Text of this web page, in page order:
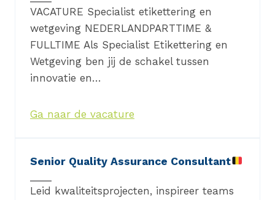
VACATURE Specialist etikettering en
wetgeving NEDERLANDPARTTIME &
FULLTIME Als Specialist Etikettering en
Wetgeving ben jij de schakel tussen
innovatie en…
Ga naar de vacature
Senior Quality Assurance Consultant
Leid kwaliteitsprojecten, inspireer teams